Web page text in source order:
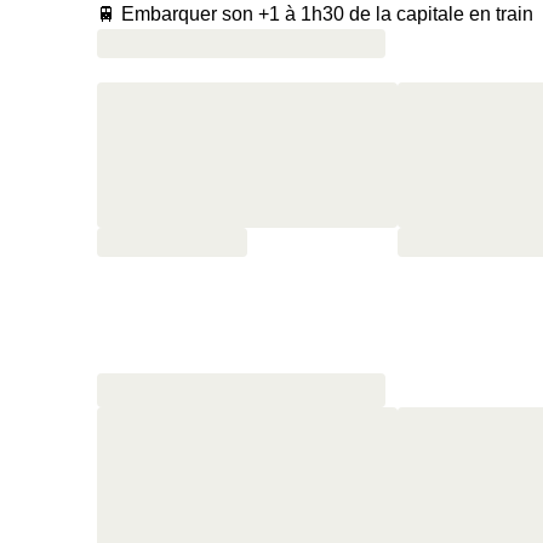
🚆 Embarquer son +1 à 1h30 de la capitale en train